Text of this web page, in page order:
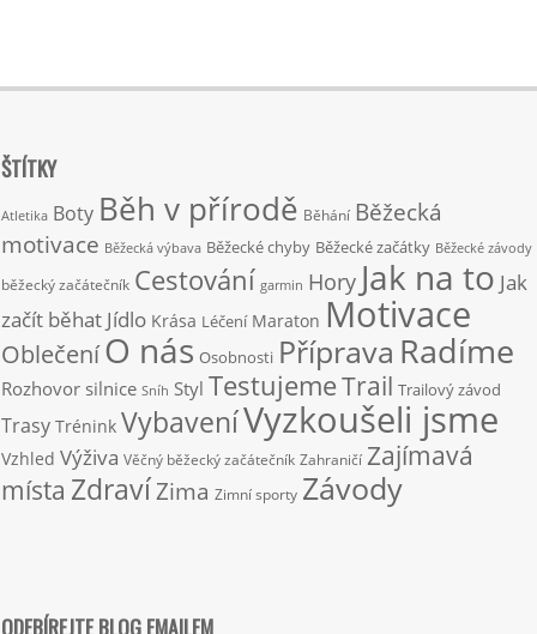
ŠTÍTKY
Atletika Boty Běh v přírodě Běhání Běžecká
motivace Běžecká výbava Běžecké chyby Běžecké začátky Běžecké závody
běžecký začátečník Cestování garmin Hory Jak na to Jak
začít běhat Jídlo Krása Léčení Maraton Motivace
OblečeníO nás Osobnosti Příprava Radíme
Rozhovor silnice Sníh Styl TestujemeTrail Trailový závod
Trasy Trénink VybaveníVyzkoušeli jsme
Vzhled Výživa Věčný běžecký začátečník Zahraničí Zajímavá
místa ZdravíZima Zimní sporty Závody
ODEBÍREJTE BLOG EMAILEM